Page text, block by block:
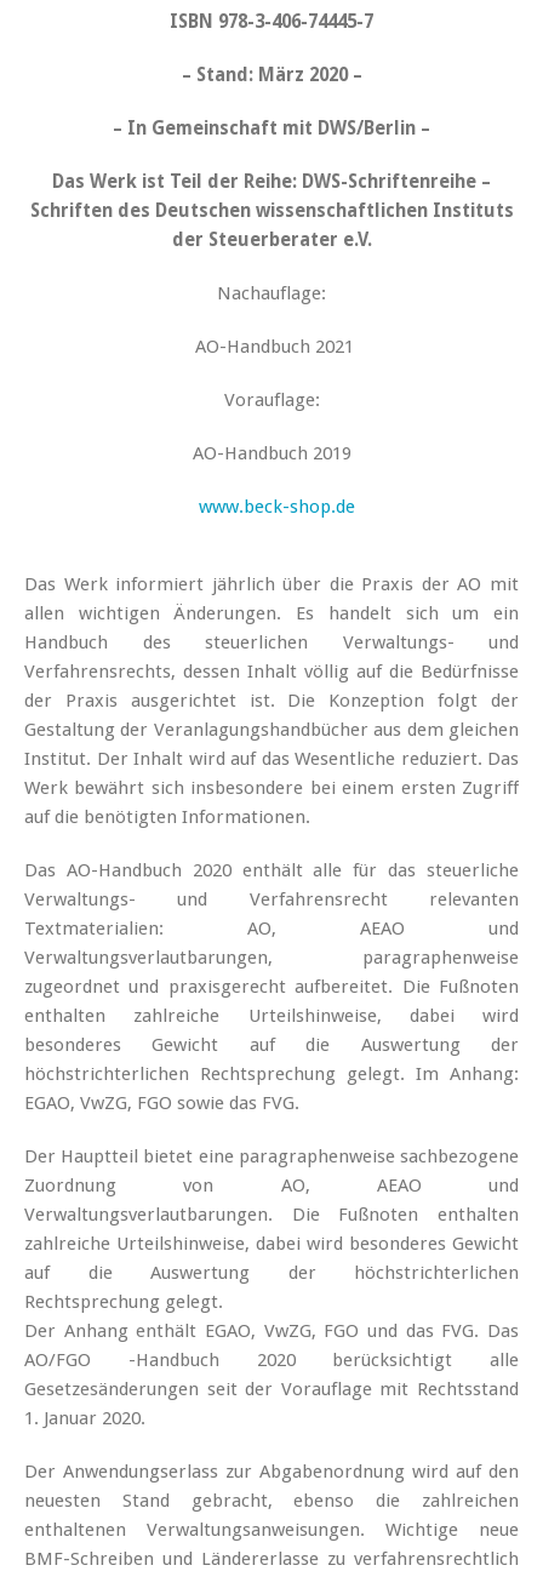
ISBN 978-3-406-74445-7
– Stand: März 2020 –
– In Gemeinschaft mit DWS/Berlin –
Das Werk ist Teil der Reihe: DWS-Schriftenreihe –
Schriften des Deutschen wissenschaftlichen Instituts
der Steuerberater e.V.
Nachauflage:
AO-Handbuch 2021
Vorauflage:
AO-Handbuch 2019
www.beck-shop.de
Das Werk informiert jährlich über die Praxis der AO mit
allen wichtigen Änderungen. Es handelt sich um ein
Handbuch des steuerlichen Verwaltungs- und
Verfahrensrechts, dessen Inhalt völlig auf die Bedürfnisse
der Praxis ausgerichtet ist. Die Konzeption folgt der
Gestaltung der Veranlagungshandbücher aus dem gleichen
Institut. Der Inhalt wird auf das Wesentliche reduziert. Das
Werk bewährt sich insbesondere bei einem ersten Zugriff
auf die benötigten Informationen.
Das AO-Handbuch 2020 enthält alle für das steuerliche
Verwaltungs- und Verfahrensrecht relevanten
Textmaterialien: AO, AEAO und
Verwaltungsverlautbarungen, paragraphenweise
zugeordnet und praxisgerecht aufbereitet. Die Fußnoten
enthalten zahlreiche Urteilshinweise, dabei wird
besonderes Gewicht auf die Auswertung der
höchstrichterlichen Rechtsprechung gelegt. Im Anhang:
EGAO, VwZG, FGO sowie das FVG.
Der Hauptteil bietet eine paragraphenweise sachbezogene
Zuordnung von AO, AEAO und
Verwaltungsverlautbarungen. Die Fußnoten enthalten
zahlreiche Urteilshinweise, dabei wird besonderes Gewicht
auf die Auswertung der höchstrichterlichen
Rechtsprechung gelegt.
Der Anhang enthält EGAO, VwZG, FGO und das FVG. Das
AO/FGO -Handbuch 2020 berücksichtigt alle
Gesetzesänderungen seit der Vorauflage mit Rechtsstand
1. Januar 2020.
Der Anwendungserlass zur Abgabenordnung wird auf den
neuesten Stand gebracht, ebenso die zahlreichen
enthaltenen Verwaltungsanweisungen. Wichtige neue
BMF-Schreiben und Ländererlasse zu verfahrensrechtlich